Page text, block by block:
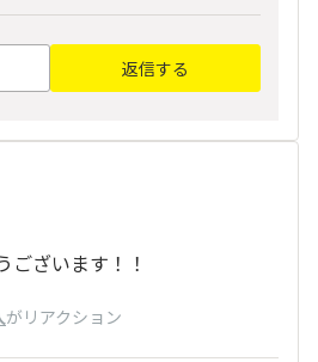
返信する
ございます！！
がリアクション